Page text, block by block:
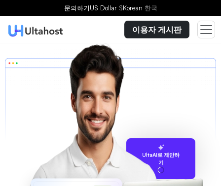
문의하기US Dollar $Korean 한국
이용자 게시판
UltaAI로 제안하
기